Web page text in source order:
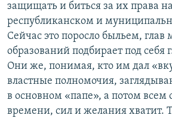
защищать и биться за их права
республиканском и
Сейчас это поросло быльем,
образований подбирает под себя
Они же, понимая, кто им дал
властные полномочия,
в основном «папе», а потом всем
времени, сил и желания хватит.